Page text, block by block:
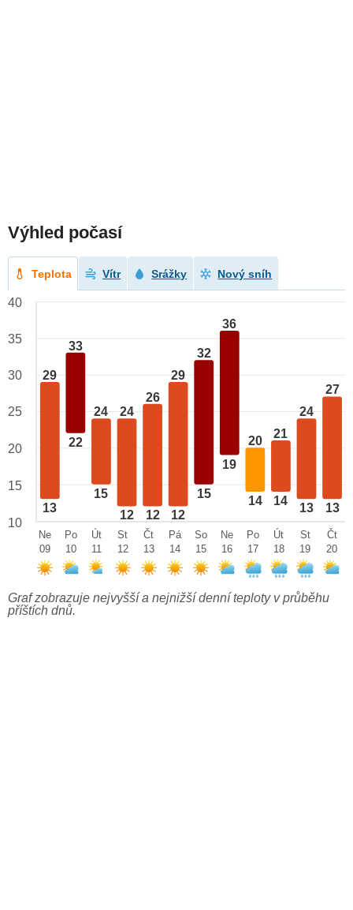
Výhled počasí
Teplota Vítr Srážky Nový sníh
29
13
33
22
24
15
24
12
26
12
29
12
32
15
36
19
20
14
21
14
24
13
27
13
40
35
30
25
20
15
10
Ne
09
Po
10
Út
11
St
12
Čt
13
Pá
14
So
15
Ne
16
Po
17
Út
18
St
19
Čt
20
Graf zobrazuje nejvyšší a nejnižší denní teploty v průběhu
příštích dnů.